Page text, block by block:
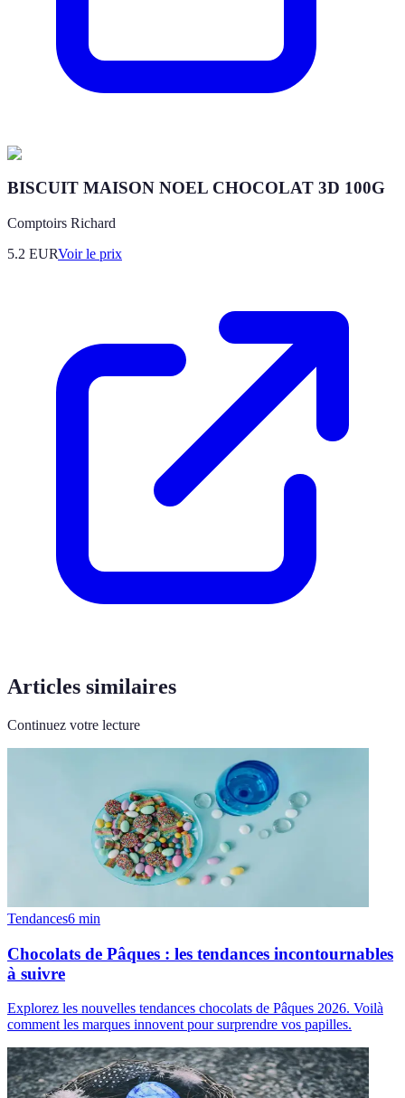
BISCUIT MAISON NOEL CHOCOLAT 3D 100G
Comptoirs Richard
5.2 EURVoir le prix
Articles similaires
Continuez votre lecture
Tendances6 min
Chocolats de Pâques : les tendances incontournables
à suivre
Explorez les nouvelles tendances chocolats de Pâques 2026. Voilà
comment les marques innovent pour surprendre vos papilles.